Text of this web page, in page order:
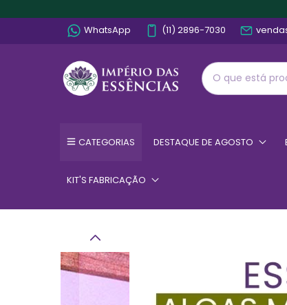
WhatsApp (11) 2896-7030
CATEGORIAS DESTAQUE DE AGOSTO
KIT'S FABRICAÇÃO